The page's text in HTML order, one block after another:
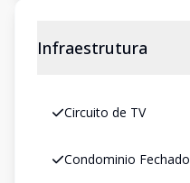
Infraestrutura
Circuito de TV
Condominio Fechado